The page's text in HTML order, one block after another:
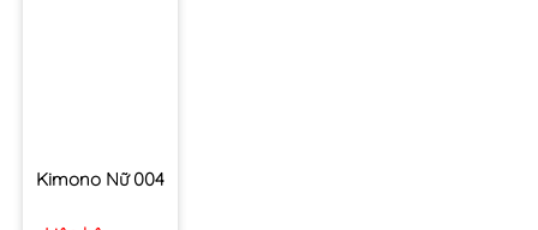
Kimono Nữ 004